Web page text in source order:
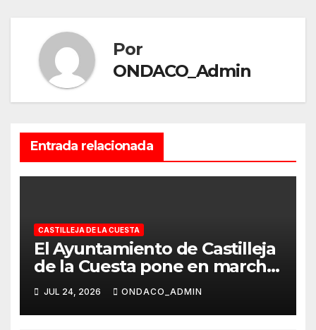
Por
ONDACO_Admin
Entrada relacionada
CASTILLEJA DE LA CUESTA
El Ayuntamiento de Castilleja
de la Cuesta pone en marcha
la Escuela de Verano ‘Concilia
en Igualdad’ para niños y
niñas de 4 a 11 años, hasta el 4
JUL 24, 2026 ONDACO_ADMIN